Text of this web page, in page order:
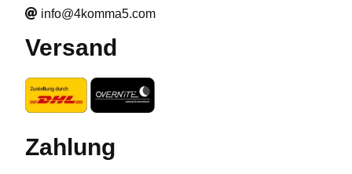
info@4komma5.com
Versand
Zahlung